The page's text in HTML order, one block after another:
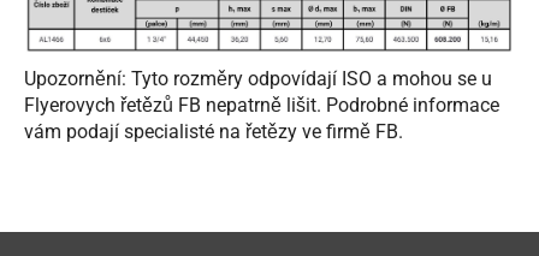
Upozornění: Tyto rozměry odpovídají ISO a mohou se u
Flyerovych řetězů FB nepatrně lišit. Podrobné informace
vám podají specialisté na řetězy ve firmě FB.